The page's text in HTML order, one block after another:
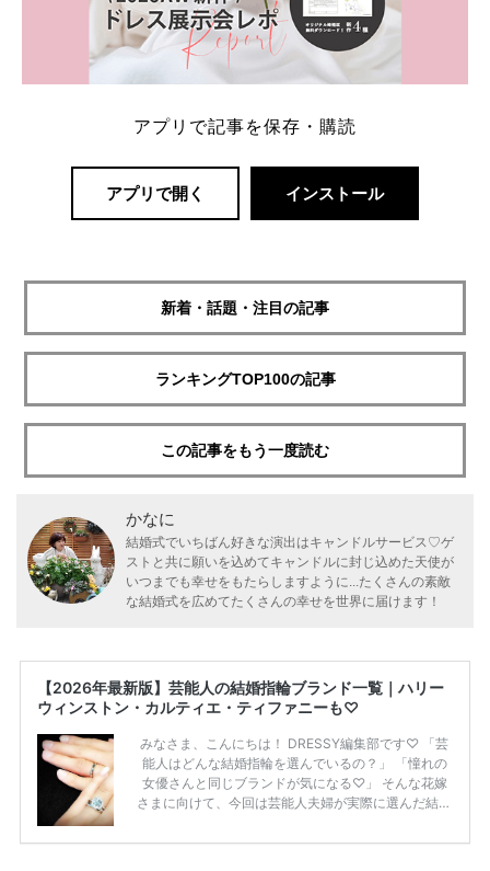
アプリで記事を保存・購読
アプリで開く インストール
新着・話題・注目の記事
ランキングTOP100の記事
この記事をもう一度読む
かなに
結婚式でいちばん好きな演出はキャンドルサービス♡ゲ
ストと共に願いを込めてキャンドルに封じ込めた天使が
いつまでも幸せをもたらしますように...たくさんの素敵
な結婚式を広めてたくさんの幸せを世界に届けます！
【2026年最新版】芸能人の結婚指輪ブランド一覧｜ハリー
ウィンストン・カルティエ・ティファニーも♡
みなさま、こんにちは！ DRESSY編集部です♡ 「芸
能人はどんな結婚指輪を選んでいるの？」 「憧れの
女優さんと同じブランドが気になる♡」 そんな花嫁
さまに向けて、今回は芸能人夫婦が実際に選んだ結婚
ーウィンストンやカルティエ、ティファニーなど世界